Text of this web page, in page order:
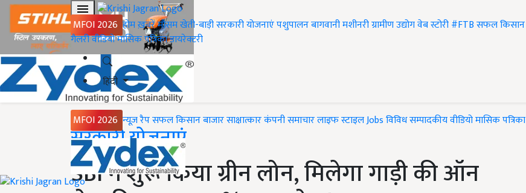
MFOI 2026 होमख़बरेंमौसमखेती-बाड़ीसरकारी योजनाएंपशुपालनबागवानीमशीनरीग्रामीण उद्योगवेब स्टोरी#FTBसफल किसान
गैलरीवीडियोमासिक पत्रिकाडायरेक्टरी
हिंदी
MFOI 2026 न्यूज़ रैपसफल किसानबाजारसाक्षात्कारकंपनी समाचारलाइफ स्टाइलJobsविविधसम्पादकीयवीडियोमासिक पत्रिका
Home
सरकारी योजनाएं
SBI ने शुरू किया ग्रीन लोन, मिलेगा गाड़ी की ऑन